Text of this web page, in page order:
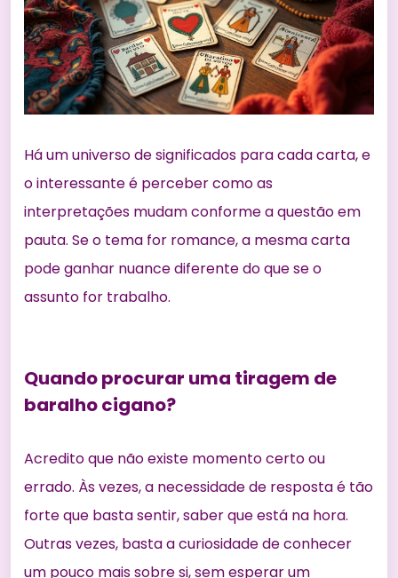
Há um universo de significados para cada carta, e
o interessante é perceber como as
interpretações mudam conforme a questão em
pauta. Se o tema for romance, a mesma carta
pode ganhar nuance diferente do que se o
assunto for trabalho.
Quando procurar uma tiragem de
baralho cigano?
Acredito que não existe momento certo ou
errado. Às vezes, a necessidade de resposta é tão
forte que basta sentir, saber que está na hora.
Outras vezes, basta a curiosidade de conhecer
um pouco mais sobre si, sem esperar um